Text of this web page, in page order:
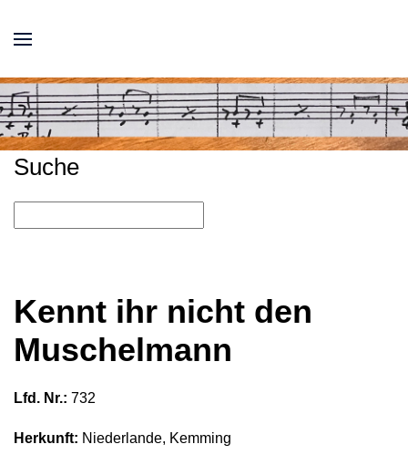
Suche
Kennt ihr nicht den
Muschelmann
Lfd. Nr.: 732
Herkunft: Niederlande, Kemming